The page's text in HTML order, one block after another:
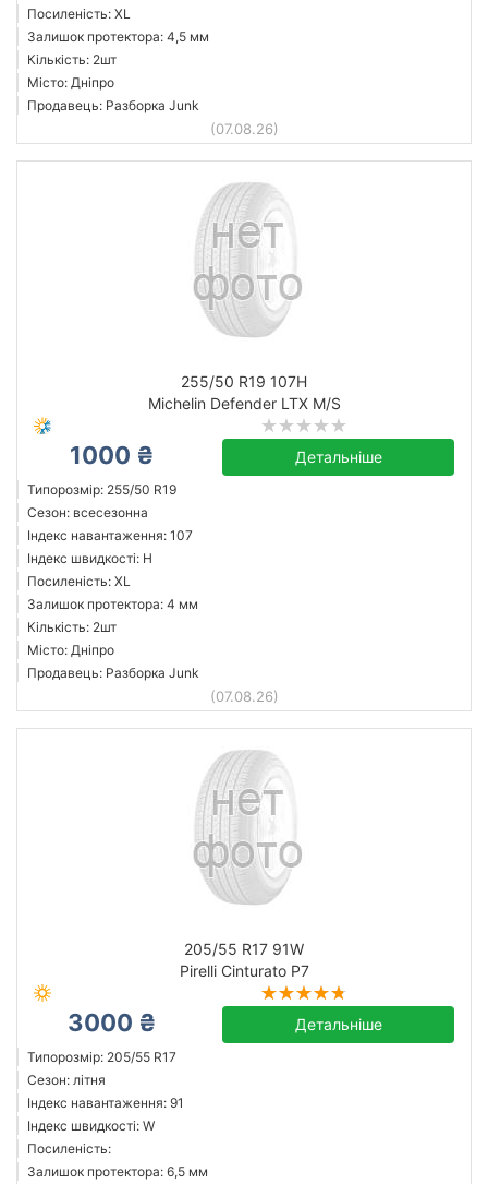
Посиленість: XL
Залишок протектора: 4,5 мм
Кількість: 2шт
Місто: Дніпро
Продавець: Разборка Junk
(07.08.26)
255/50 R19 107H
Michelin Defender LTX M/S
1000 ₴ Детальніше
Типорозмір: 255/50 R19
Сезон: всесезонна
Індекс навантаження: 107
Індекс швидкості: H
Посиленість: XL
Залишок протектора: 4 мм
Кількість: 2шт
Місто: Дніпро
Продавець: Разборка Junk
(07.08.26)
205/55 R17 91W
Pirelli Cinturato P7
3000 ₴ Детальніше
Типорозмір: 205/55 R17
Сезон: літня
Індекс навантаження: 91
Індекс швидкості: W
Посиленість:
Залишок протектора: 6,5 мм